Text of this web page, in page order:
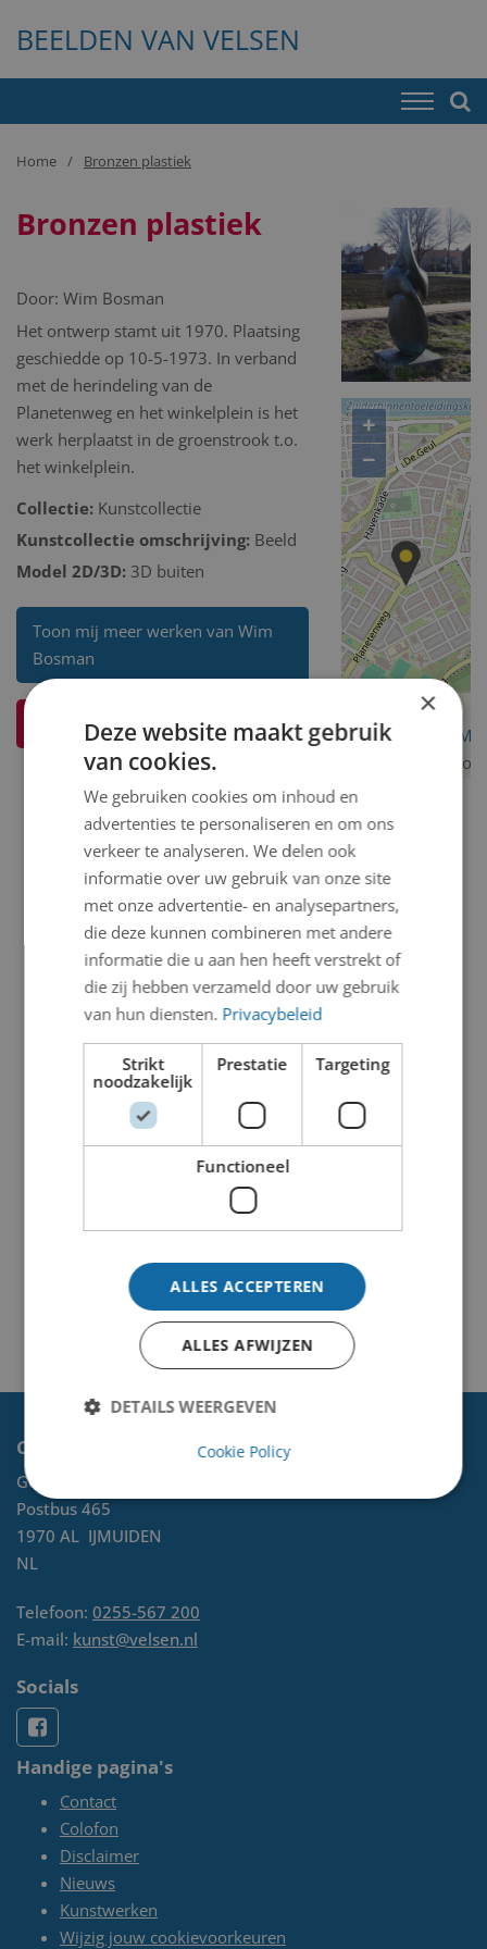
BEELDEN VAN VELSEN
Home Bronzen plastiek
Bronzen plastiek
Door: Wim Bosman
Het ontwerp stamt uit 1970. Plaatsing
geschiedde op 10-5-1973. In verband
met de herindeling van de
Planetenweg en het winkelplein is het
werk herplaatst in de groenstrook t.o.
het winkelplein.
Collectie: Kunstcollectie
Kunstcollectie omschrijving: Beeld
Model 2D/3D: 3D buiten
Toon mij meer werken van Wim
Bosman
Ik weet meer over dit kunstwerk
+
−
Contact
Gemeente Velsen
Postbus 465
1970 AL IJMUIDEN
NL
Telefoon: 0255-567 200
E-mail: kunst@velsen.nl
Socials
Handige pagina's
Contact
Colofon
Disclaimer
Nieuws
Kunstwerken
Wijzig jouw cookievoorkeuren
×
Deze website maakt gebruik
van cookies.
We gebruiken cookies om inhoud en
advertenties te personaliseren en om ons
verkeer te analyseren. We delen ook
informatie over uw gebruik van onze site
met onze advertentie- en analysepartners,
die deze kunnen combineren met andere
informatie die u aan hen heeft verstrekt of
die zij hebben verzameld door uw gebruik
van hun diensten. Privacybeleid
Strikt
noodzakelijk
Prestatie Targeting
Functioneel
ALLES ACCEPTEREN
ALLES AFWIJZEN
DETAILS WEERGEVEN
Cookie Policy